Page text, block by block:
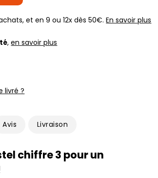
et en 9 ou 12x dès 50€.En savoir plus
,en savoir plus
livré ?
Avis Livraison
chiffre 3 pour un